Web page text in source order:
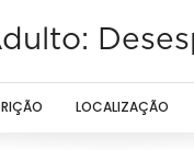
LOCALIZAÇÃO